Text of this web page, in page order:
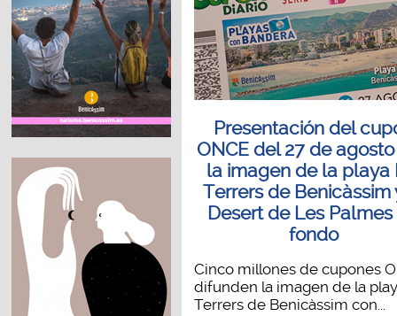
Presentación del
ONCE del 27 de
la imagen de la playa
Terrers de Benicàssim
Desert de Les
fondo
Cinco millones de cupones
difunden la imagen de la
Terrers de Benicàssim con...